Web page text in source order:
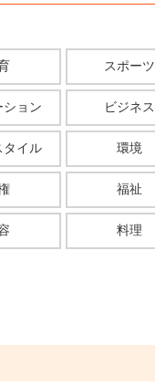
スポーツ
ション ビジネス
タイル 環境
福祉
料理